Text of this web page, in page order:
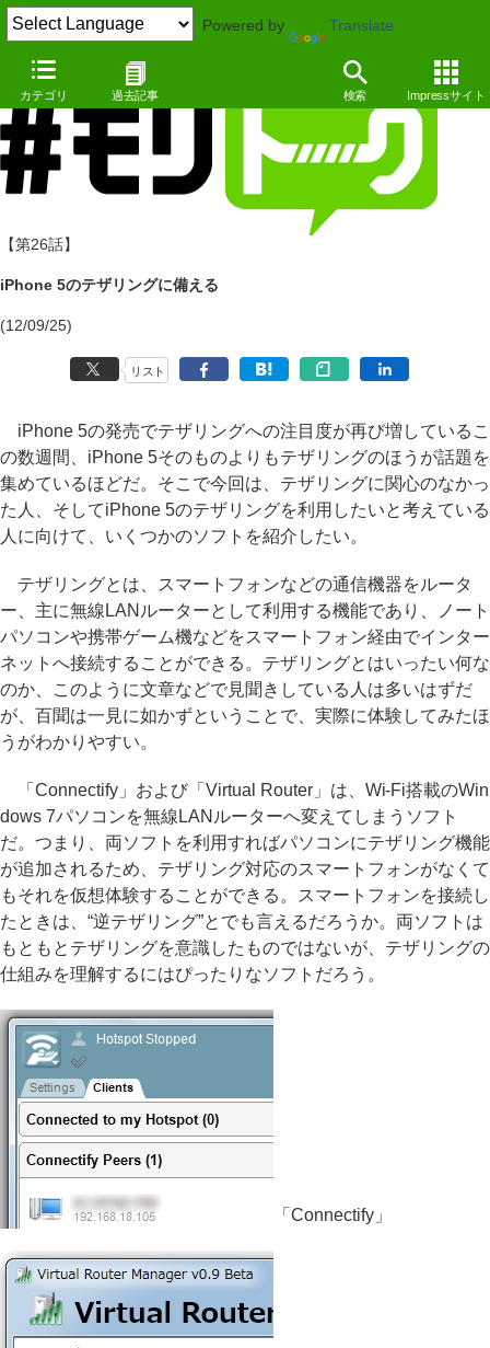
Powered by Translate
カテゴリ 過去記事 検索 Impressサイト
【第26話】
iPhone 5のテザリングに備える
(12/09/25)
リスト
iPhone 5の発売でテザリングへの注目度が再び増しているこ
の数週間、iPhone 5そのものよりもテザリングのほうが話題を
集めているほどだ。そこで今回は、テザリングに関心のなかっ
た人、そしてiPhone 5のテザリングを利用したいと考えている
人に向けて、いくつかのソフトを紹介したい。
テザリングとは、スマートフォンなどの通信機器をルータ
ー、主に無線LANルーターとして利用する機能であり、ノート
パソコンや携帯ゲーム機などをスマートフォン経由でインター
ネットへ接続することができる。テザリングとはいったい何な
のか、このように文章などで見聞きしている人は多いはずだ
が、百聞は一見に如かずということで、実際に体験してみたほ
うがわかりやすい。
「Connectify」および「Virtual Router」は、Wi-Fi搭載のWin
dows 7パソコンを無線LANルーターへ変えてしまうソフト
だ。つまり、両ソフトを利用すればパソコンにテザリング機能
が追加されるため、テザリング対応のスマートフォンがなくて
もそれを仮想体験することができる。スマートフォンを接続し
たときは、“逆テザリング”とでも言えるだろうか。両ソフトは
もともとテザリングを意識したものではないが、テザリングの
仕組みを理解するにはぴったりなソフトだろう。
「Connectify」